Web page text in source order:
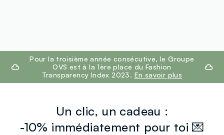
footer.ariatitlePour la troisième année consécutive, le Groupe
OVS est à la 1ère place du Fashion
Transparency Index 2023. En savoir plus
Un clic, un cadeau :
-10% immédiatement pour toi 💌